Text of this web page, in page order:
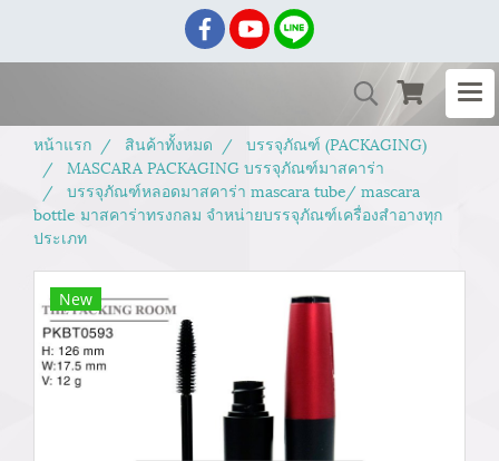
หน้าแรก สินค้าทั้งหมด
บรรจุภัณฑ์ (PACKAGING)
MASCARA PACKAGING บรรจุภัณฑ์มาสคาร่า
บรรจุภัณฑ์หลอดมาสคาร่า mascara tube/ mascara
bottle มาสคาร่าทรงกลม จำหน่ายบรรจุภัณฑ์เครื่องสำอางทุก
ประเภท
New